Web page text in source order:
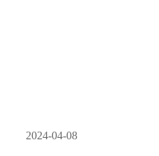
2024-04-08